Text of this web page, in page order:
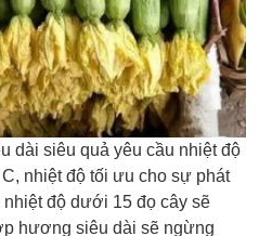
dài siêu quả yêu cầu nhiệt độ
nhiệt độ tối ưu cho sự phát
độ dưới 15 đọ cây sẽ
hương siêu dài sẽ ngừng